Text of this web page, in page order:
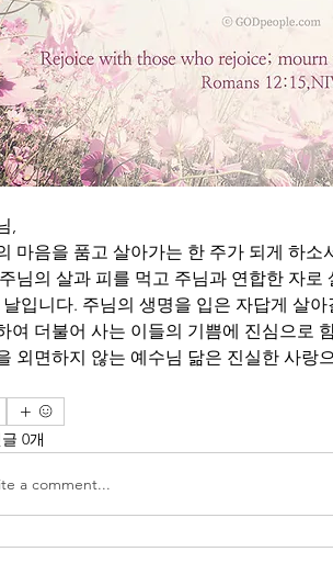
,
마음을 품고 살아가는 한 주가 되게 하소
님의 살과 피를 먹고 주님과 연합한 자로
날입니다. 주님의 생명을 입은 자답게 살
여 더불어 사는 이들의 기쁨에 진심으로
외면하지 않는 예수님 닮은 진실한 사랑
0개
a comment...